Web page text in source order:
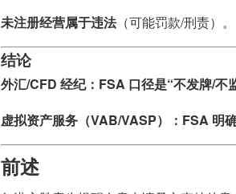
未注册经营属于违法（可能罚款/刑责）。
结论
外汇/CFD 经纪：FSA 口径是“不发牌/不
虚拟资产服务（VAB/VASP）：FSA 明
前述